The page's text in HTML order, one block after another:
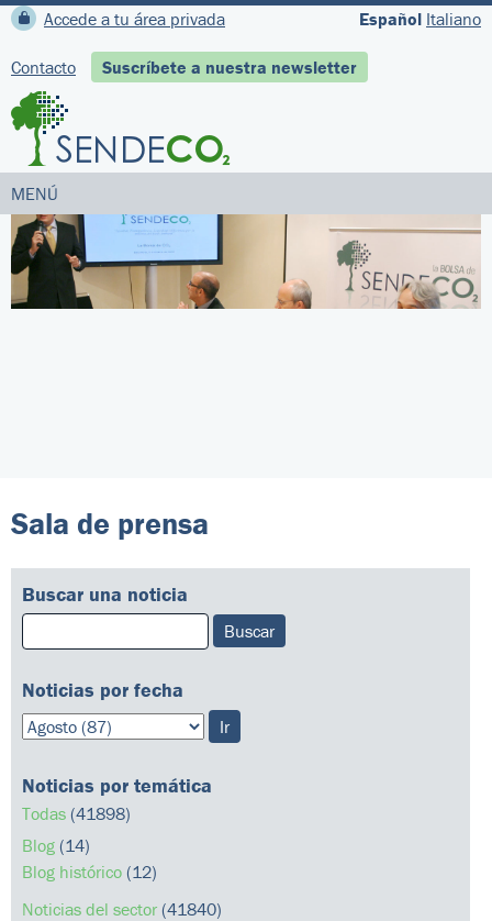
Español Italiano
Accede a tu área privada
Contacto Suscríbete a nuestra newsletter
MENÚ
Sala de prensa
Buscar una noticia
Noticias por fecha
Noticias por temática
Todas (41898)
Blog (14)
Blog histórico (12)
Noticias del sector (41840)